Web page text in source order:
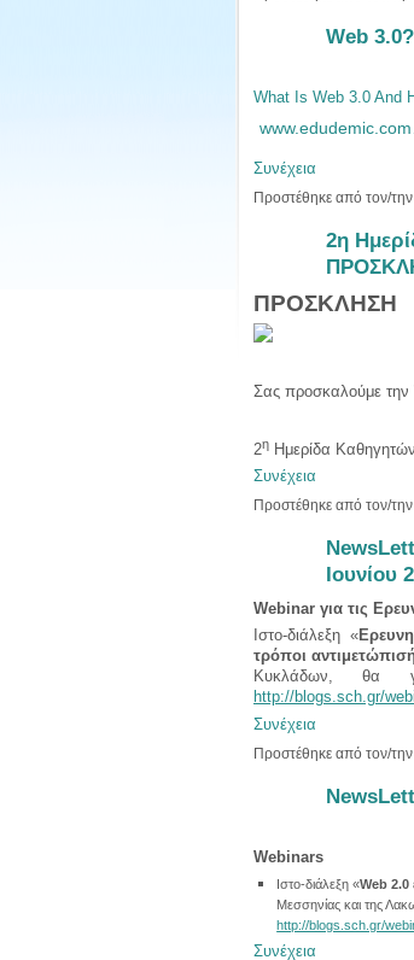
Web 3.0?
What Is Web 3.0 And
Συνέχεια
Προστέθηκε από τον/την
2η
ΠΡΟΣΚΛΗΣΗ
Σας προσκαλούμε την
2ηΗμερίδα
Συνέχεια
Προστέθηκε από τον/την
Ιουνίου
Webinar για τις
Ιστο‐διάλεξη «
τρόποι
Κυκλάδων, θα
http://blogs.sch.gr/
Συνέχεια
Προστέθηκε από τον/την
Webinars
Ιστο‐διάλεξη «Web 2.0
Μεσσηνίας και της
http://blogs.sch.gr/
Συνέχεια